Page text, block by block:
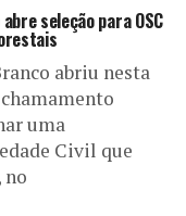
seleção para OSC
abriu nesta
uma
Civil que
no